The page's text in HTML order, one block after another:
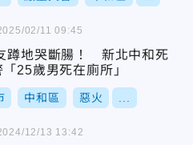
蹲地哭斷腸！ 新北中和死
25歲男死在廁所」
中和區 惡火
02/11 09:45
12/13 13:42